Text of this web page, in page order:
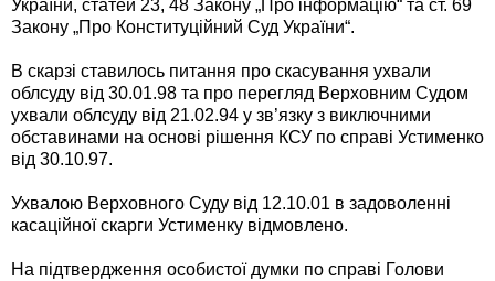
України, статей 23, 48 Закону „Про інформацію“ та ст. 69
Закону „Про Конституційний Суд України“.
В скарзі ставилось питання про скасування ухвали
облсуду від 30.01.98 та про перегляд Верховним Судом
ухвали облсуду від 21.02.94 у зв’язку з виключними
обставинами на основі рішення КСУ по справі Устименко
від 30.10.97.
Ухвалою Верховного Суду від 12.10.01 в задоволенні
касаційної скарги Устименку відмовлено.
На підтвердження особистої думки по справі Голови